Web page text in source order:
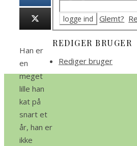
Han er
en
meget
lille han
kat på
snart et
år, han er
ikke
Glemt?
REDIGER BRUGER
Rediger bruger